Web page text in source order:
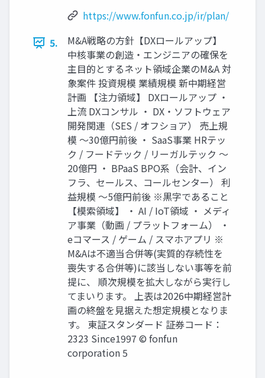
https://www.fonfun.co.jp/ir/plan/
5.
M&A戦略の方針【DXロールアップ】
中核事業の創造・エンジニアの確保を
主目的とするネット領域企業のM&A 対
象案件 投資規模 業績規模 新中期経営
計画 【注力領域】 DXロールアップ ・
上流 DXコンサル ・ DX・ソフトウェア
開発関連（SES / オフショア） 売上規
模 〜30億円前後 ・ SaaS事業 HRテッ
ク / フードテック / リーガルテック 〜
20億円 ・ BPaaS BPO系（会計、イン
フラ、セールス、コールセンター） 利
益規模 〜5億円前後 ※黒字であること
【模索領域】 ・ AI / IoT領域 ・ メディ
ア事業（動画 / プラットフォーム） ・
eコマース / ゲーム / スマホアプリ ※
M&Aは不適当合併等(実質的存続性を
喪失する合併等)に該当しない事等を前
提に、 順次規模を拡大しながら実行し
てまいります。 上表は2026中期経営計
画の終盤を見据えた想定規模となりま
す。 東証スタンダード 証券コード：
2323 Since1997 © fonfun
corporation 5